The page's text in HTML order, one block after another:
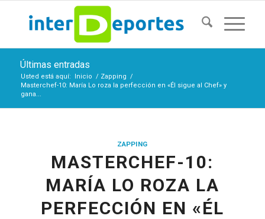
Últimas entradas
Usted está aquí: Inicio / Zapping /
Masterchef-10: María Lo roza la perfección en «Él sigue al Chef» y
gana...
ZAPPING
MASTERCHEF-10:
MARÍA LO ROZA LA
PERFECCIÓN EN «ÉL